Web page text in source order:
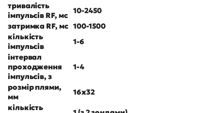
тривалість
імпульсів RF, мс
10-2450
затримка RF, мс 100-1500
кількість
імпульсів
1-6
інтервал
проходження
імпульсів, з
1-4
розмір плями,
мм
16х32
кількість